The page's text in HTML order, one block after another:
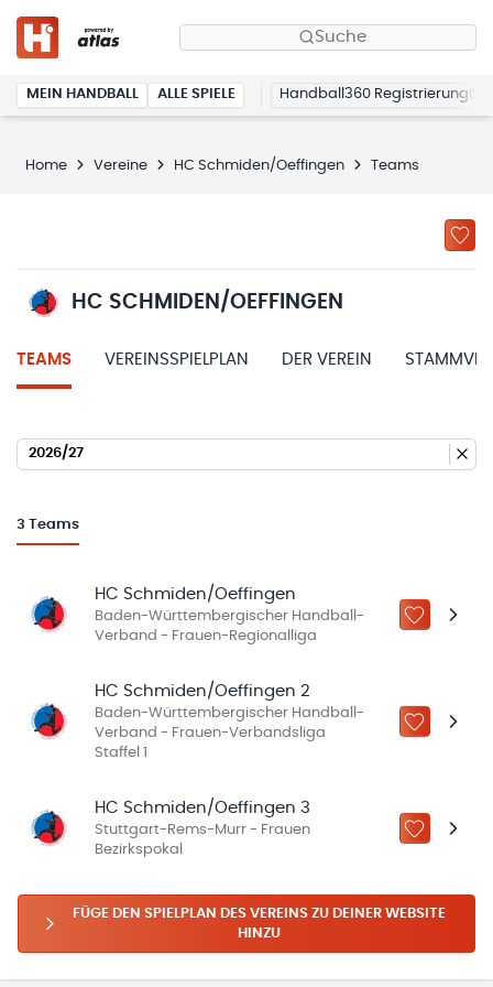
Suche
MEIN HANDBALL ALLE SPIELE Handball360 Registrierung
Home Vereine HC Schmiden/Oeffingen Teams
HC SCHMIDEN/OEFFINGEN
TEAMS VEREINSSPIELPLAN DER VEREIN
2026/27
3 Teams
HC Schmiden/Oeffingen
Baden-Württembergischer Handball-
Verband - Frauen-Regionalliga
ZU „MEINE
HC Schmiden/Oeffingen 2
Baden-Württembergischer Handball-
Verband - Frauen-Verbandsliga
Staffel 1
ZU „MEINE
HC Schmiden/Oeffingen 3
Stuttgart-Rems-Murr - Frauen
Bezirkspokal
ZU „MEINE
FÜGE DEN SPIELPLAN DES VEREINS ZU DEINER WEBSITE
HINZU